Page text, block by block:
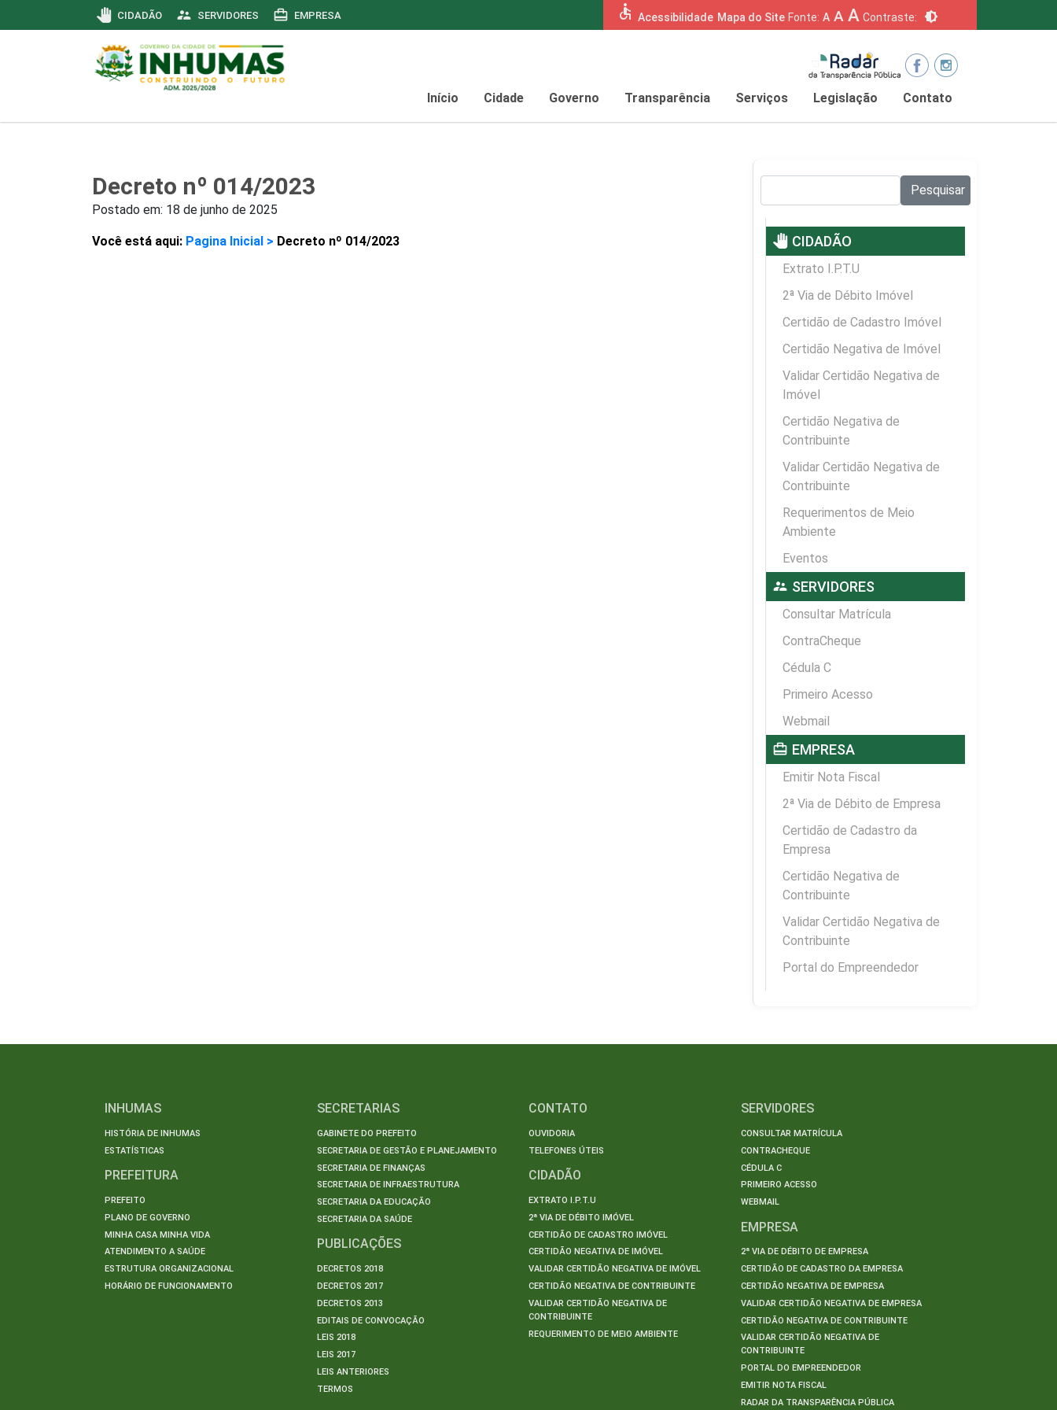
pan_tool CIDADÃO supervisor_account SERVIDORES card_travel EMPRESA accessible Acessibilidade Mapa do Site Fonte: A A A Contraste: brightness_6
Início Cidade Governo Transparência Serviços Legislação Contato
Decreto nº 014/2023
Postado em: 18 de junho de 2025
Você está aqui: Pagina Inicial > Decreto nº 014/2023
Pesquisar
pan_tool CIDADÃO
Extrato I.P.T.U
2ª Via de Débito Imóvel
Certidão de Cadastro Imóvel
Certidão Negativa de Imóvel
Validar Certidão Negativa de
Imóvel
Certidão Negativa de
Contribuinte
Validar Certidão Negativa de
Contribuinte
Requerimentos de Meio
Ambiente
Eventos
supervisor_account SERVIDORES
Consultar Matrícula
ContraCheque
Cédula C
Primeiro Acesso
Webmail
card_travel EMPRESA
Emitir Nota Fiscal
2ª Via de Débito de Empresa
Certidão de Cadastro da
Empresa
Certidão Negativa de
Contribuinte
Validar Certidão Negativa de
Contribuinte
Portal do Empreendedor
INHUMAS
HISTÓRIA DE INHUMAS
ESTATÍSTICAS
PREFEITURA
PREFEITO
PLANO DE GOVERNO
MINHA CASA MINHA VIDA
ATENDIMENTO A SAÚDE
ESTRUTURA ORGANIZACIONAL
HORÁRIO DE FUNCIONAMENTO
SECRETARIAS
GABINETE DO PREFEITO
SECRETARIA DE GESTÃO E PLANEJAMENTO
SECRETARIA DE FINANÇAS
SECRETARIA DE INFRAESTRUTURA
SECRETARIA DA EDUCAÇÃO
SECRETARIA DA SAÚDE
PUBLICAÇÕES
DECRETOS 2018
DECRETOS 2017
DECRETOS 2013
EDITAIS DE CONVOCAÇÃO
LEIS 2018
LEIS 2017
LEIS ANTERIORES
TERMOS
CONTATO
OUVIDORIA
TELEFONES ÚTEIS
CIDADÃO
EXTRATO I.P.T.U
2ª VIA DE DÉBITO IMÓVEL
CERTIDÃO DE CADASTRO IMÓVEL
CERTIDÃO NEGATIVA DE IMÓVEL
VALIDAR CERTIDÃO NEGATIVA DE IMÓVEL
CERTIDÃO NEGATIVA DE CONTRIBUINTE
VALIDAR CERTIDÃO NEGATIVA DE
CONTRIBUINTE
REQUERIMENTO DE MEIO AMBIENTE
SERVIDORES
CONSULTAR MATRÍCULA
CONTRACHEQUE
CÉDULA C
PRIMEIRO ACESSO
WEBMAIL
EMPRESA
2ª VIA DE DÉBITO DE EMPRESA
CERTIDÃO DE CADASTRO DA EMPRESA
CERTIDÃO NEGATIVA DE EMPRESA
VALIDAR CERTIDÃO NEGATIVA DE EMPRESA
CERTIDÃO NEGATIVA DE CONTRIBUINTE
VALIDAR CERTIDÃO NEGATIVA DE
CONTRIBUINTE
PORTAL DO EMPREENDEDOR
EMITIR NOTA FISCAL
RADAR DA TRANSPARÊNCIA PÚBLICA